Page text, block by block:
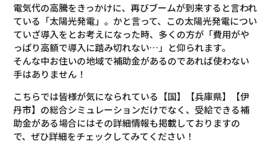
電気代の高騰をきっかけに、再びブームが到来すると言われ
ている「太陽光発電」。かと言って、この太陽光発電につい
ていざ導入をとお考えになった時、多くの方が「費用がや
っぱり高額で導入に踏み切れない…」と仰られます。
そんな中お住いの地域で補助金があるのであれば使わない
手はありません！
こちらでは皆様が気になられている【国】【兵庫県】【伊
丹市】の総合シミュレーションだけでなく、受給できる補
助金がある場合にはその詳細情報も掲載しておりますの
で、ぜひ詳細をチェックしてみてください！